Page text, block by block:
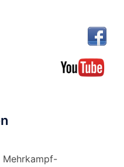
Mehrkampf-